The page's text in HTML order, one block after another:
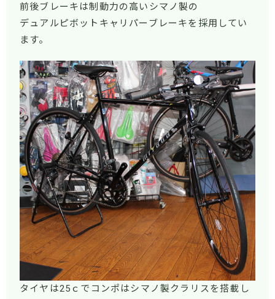
前後ブレーキは制動力の高いシマノ製の
デュアルピボットキャリパーブレーキを採用してい
ます。
タイヤは25ｃでコンポはシマノ製クラリスを搭載し